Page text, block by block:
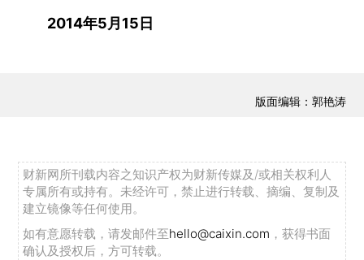
2014年5月15日
版面编辑：郭艳涛
财新网所刊载内容之知识产权为财新传媒及/或相关权利人
专属所有或持有。未经许可，禁止进行转载、摘编、复制及
建立镜像等任何使用。
如有意愿转载，请发邮件至hello@caixin.com ，获得书面
确认及授权后，方可转载。